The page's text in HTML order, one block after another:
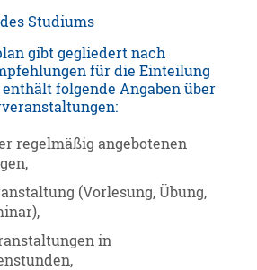
Studiums
gibt gegliedert nach
für die Einteilung
folgende Angaben über
regelmäßig angebotenen
(Vorlesung, Übung,
in